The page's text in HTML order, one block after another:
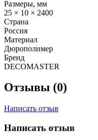
Размеры, мм
25 × 10 × 2400
Страна
Россия
Материал
Дюрополимер
Бренд
DECOMASTER
Отзывы (0)
Написать отзыв
Написать отзыв